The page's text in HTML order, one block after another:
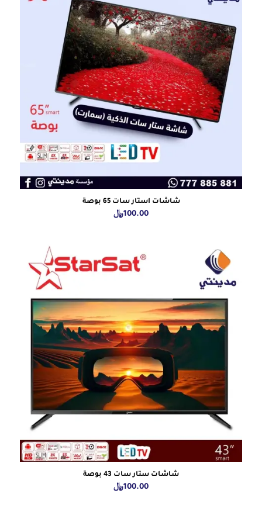
شاشات استار سات 65 بوصة
100.00﷼
شاشات ستار سات 43 بوصة
100.00﷼